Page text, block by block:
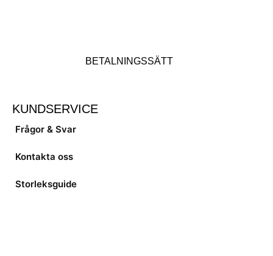
BETALNINGSSÄTT
KUNDSERVICE
Frågor & Svar
Kontakta oss
Storleksguide